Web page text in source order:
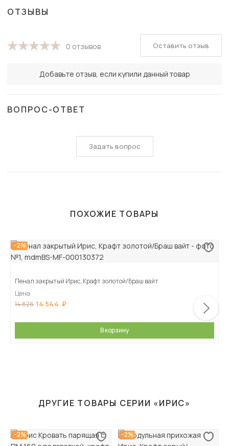
ОТЗЫВЫ
0 отзывов
Добавьте отзыв, если купили данный товар
Оставить отзыв
ВОПРОС-ОТВЕТ
Задать вопрос
ПОХОЖИЕ ТОВАРЫ
-2%
Пенал закрытый Ирис, Крафт золотой/Браш вайт
Цена
14 826 14 544
В корзину
ДРУГИЕ ТОВАРЫ СЕРИИ «ИРИС»
-2% -2%